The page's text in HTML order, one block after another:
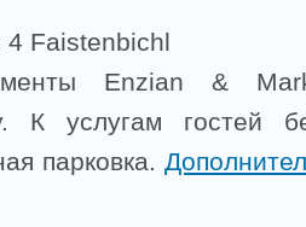
4 Faistenbichl
Enzian &
К услугам гостей
парковка.